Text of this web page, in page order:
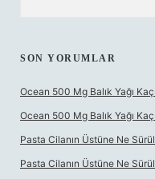
SON YORUMLAR
Ocean 500 Mg Balık Yağı Kaç
Ocean 500 Mg Balık Yağı Kaç
Pasta Cilanın Üstüne Ne
Pasta Cilanın Üstüne Ne